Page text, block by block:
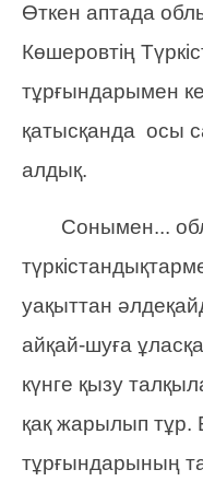
Өткен аптада
Көшеровтің
тұрғындарымен
қатысқанда осы
алдық.
Сонымен...
уақыттан
айқай-шуға
күнге қызу
қақ жарылып тұр.
тұрғындарының